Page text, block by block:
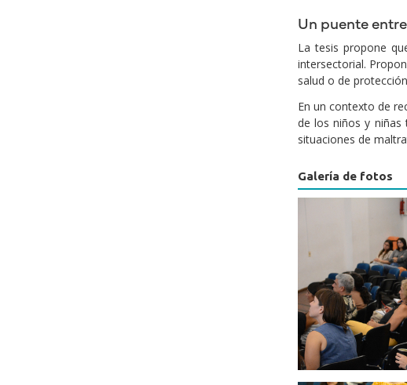
Un puente
La tesis propone
intersectorial.
salud o de
En un contexto de
de los niños y niñas
situaciones de
Galería de fotos